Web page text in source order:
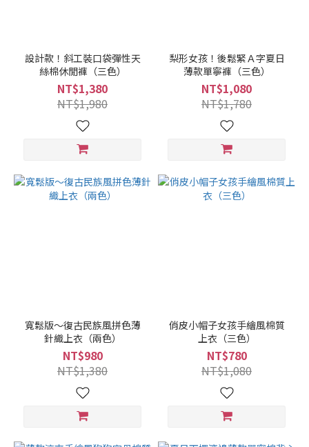
設計款！斜工裝口袋彈性天
絲棉休閒褲（三色）
NT$1,380
NT$1,980
梨形女孩！後鬆緊Ａ字夏日
薄款單寧褲（三色）
NT$1,080
NT$1,780
寬鬆版～復古民族風拼色薄
針織上衣（兩色）
NT$980
NT$1,380
俏皮小帽子女孩手繪風棉質
上衣（三色）
NT$780
NT$1,080